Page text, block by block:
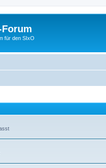
für den SIxO